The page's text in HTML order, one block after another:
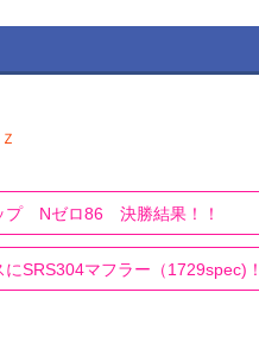
プ Nゼロ86 決勝結果！！
SRS304マフラー（1729spec)